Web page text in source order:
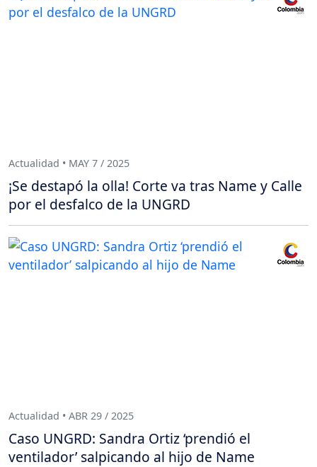
Actualidad • MAY 7 / 2025
¡Se destapó la olla! Corte va tras Name y Calle
por el desfalco de la UNGRD
Actualidad • ABR 29 / 2025
Caso UNGRD: Sandra Ortiz ‘prendió el
ventilador’ salpicando al hijo de Name